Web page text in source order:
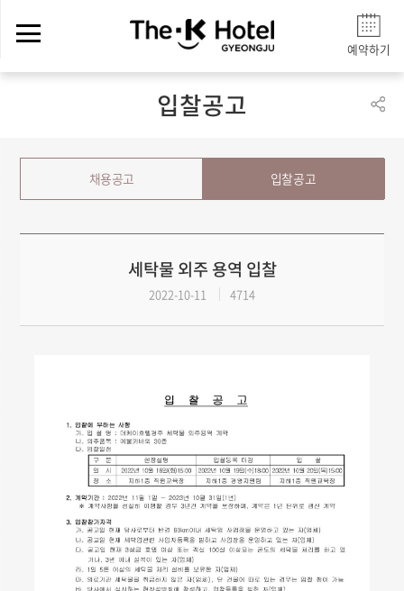
예약하기
입찰공고
채용공고 입찰공고
세탁물 외주 용역 입찰
2022-10-11 4714